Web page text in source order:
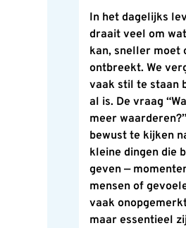
In het dagelijks
draait veel om
kan, sneller moet
ontbreekt. We
vaak stil te staan
al is. De vraag
meer
bewust te kijken
kleine dingen die
geven —
mensen of
vaak
maar essentieel